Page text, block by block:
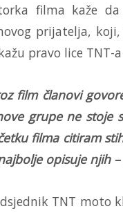
filma kaže
prijatelja,
pravo lice
film članovi
grupe ne stoje
filma citiram
opisuje njih
TNT moto